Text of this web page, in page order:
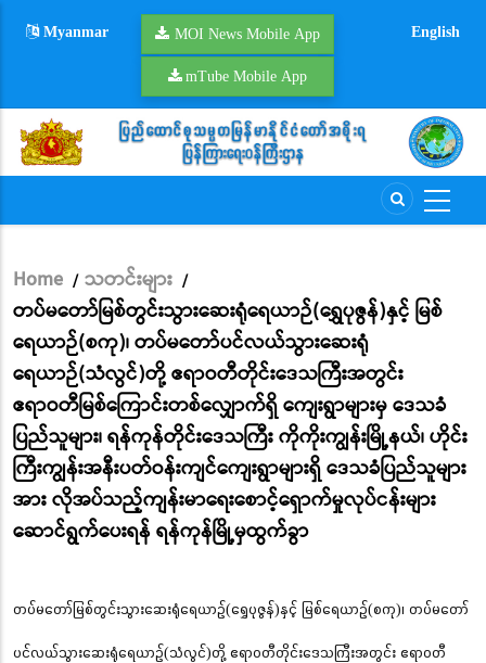
Myanmar MOI News Mobile App
mTube Mobile App
English
Breadcrumb
Home / သတင်းများ /
တပ်မတော်မြစ်တွင်းသွားဆေးရုံရေယာဉ်(ရွှေပုဇွန်)နှင့် မြစ်
ရေယာဉ်(စကု)၊ တပ်မတော်ပင်လယ်သွားဆေးရုံ
ရေယာဉ်(သံလွင်)တို့ ဧရာဝတီတိုင်းဒေသကြီးအတွင်း
ဧရာဝတီမြစ်ကြောင်းတစ်လျှောက်ရှိ ကျေးရွာများမှ ဒေသခံ
ပြည်သူများ၊ ရန်ကုန်တိုင်းဒေသကြီး ကိုကိုးကျွန်းမြို့နယ်၊ ဟိုင်း
ကြီးကျွန်းအနီးပတ်ဝန်းကျင်ကျေးရွာများရှိ ဒေသခံပြည်သူများ
အား လိုအပ်သည့်ကျန်းမာရေးစောင့်ရှောက်မှုလုပ်ငန်းများ
ဆောင်ရွက်ပေးရန် ရန်ကုန်မြို့မှထွက်ခွာ
တပ်မတော်မြစ်တွင်းသွားဆေးရုံရေယာဉ်(ရွှေပုဇွန်)နှင့် မြစ်ရေယာဉ်(စကု)၊ တပ်မတော်
ပင်လယ်သွားဆေးရုံရေယာဉ်(သံလွင်)တို့ ဧရာဝတီတိုင်းဒေသကြီးအတွင်း ဧရာဝတီ